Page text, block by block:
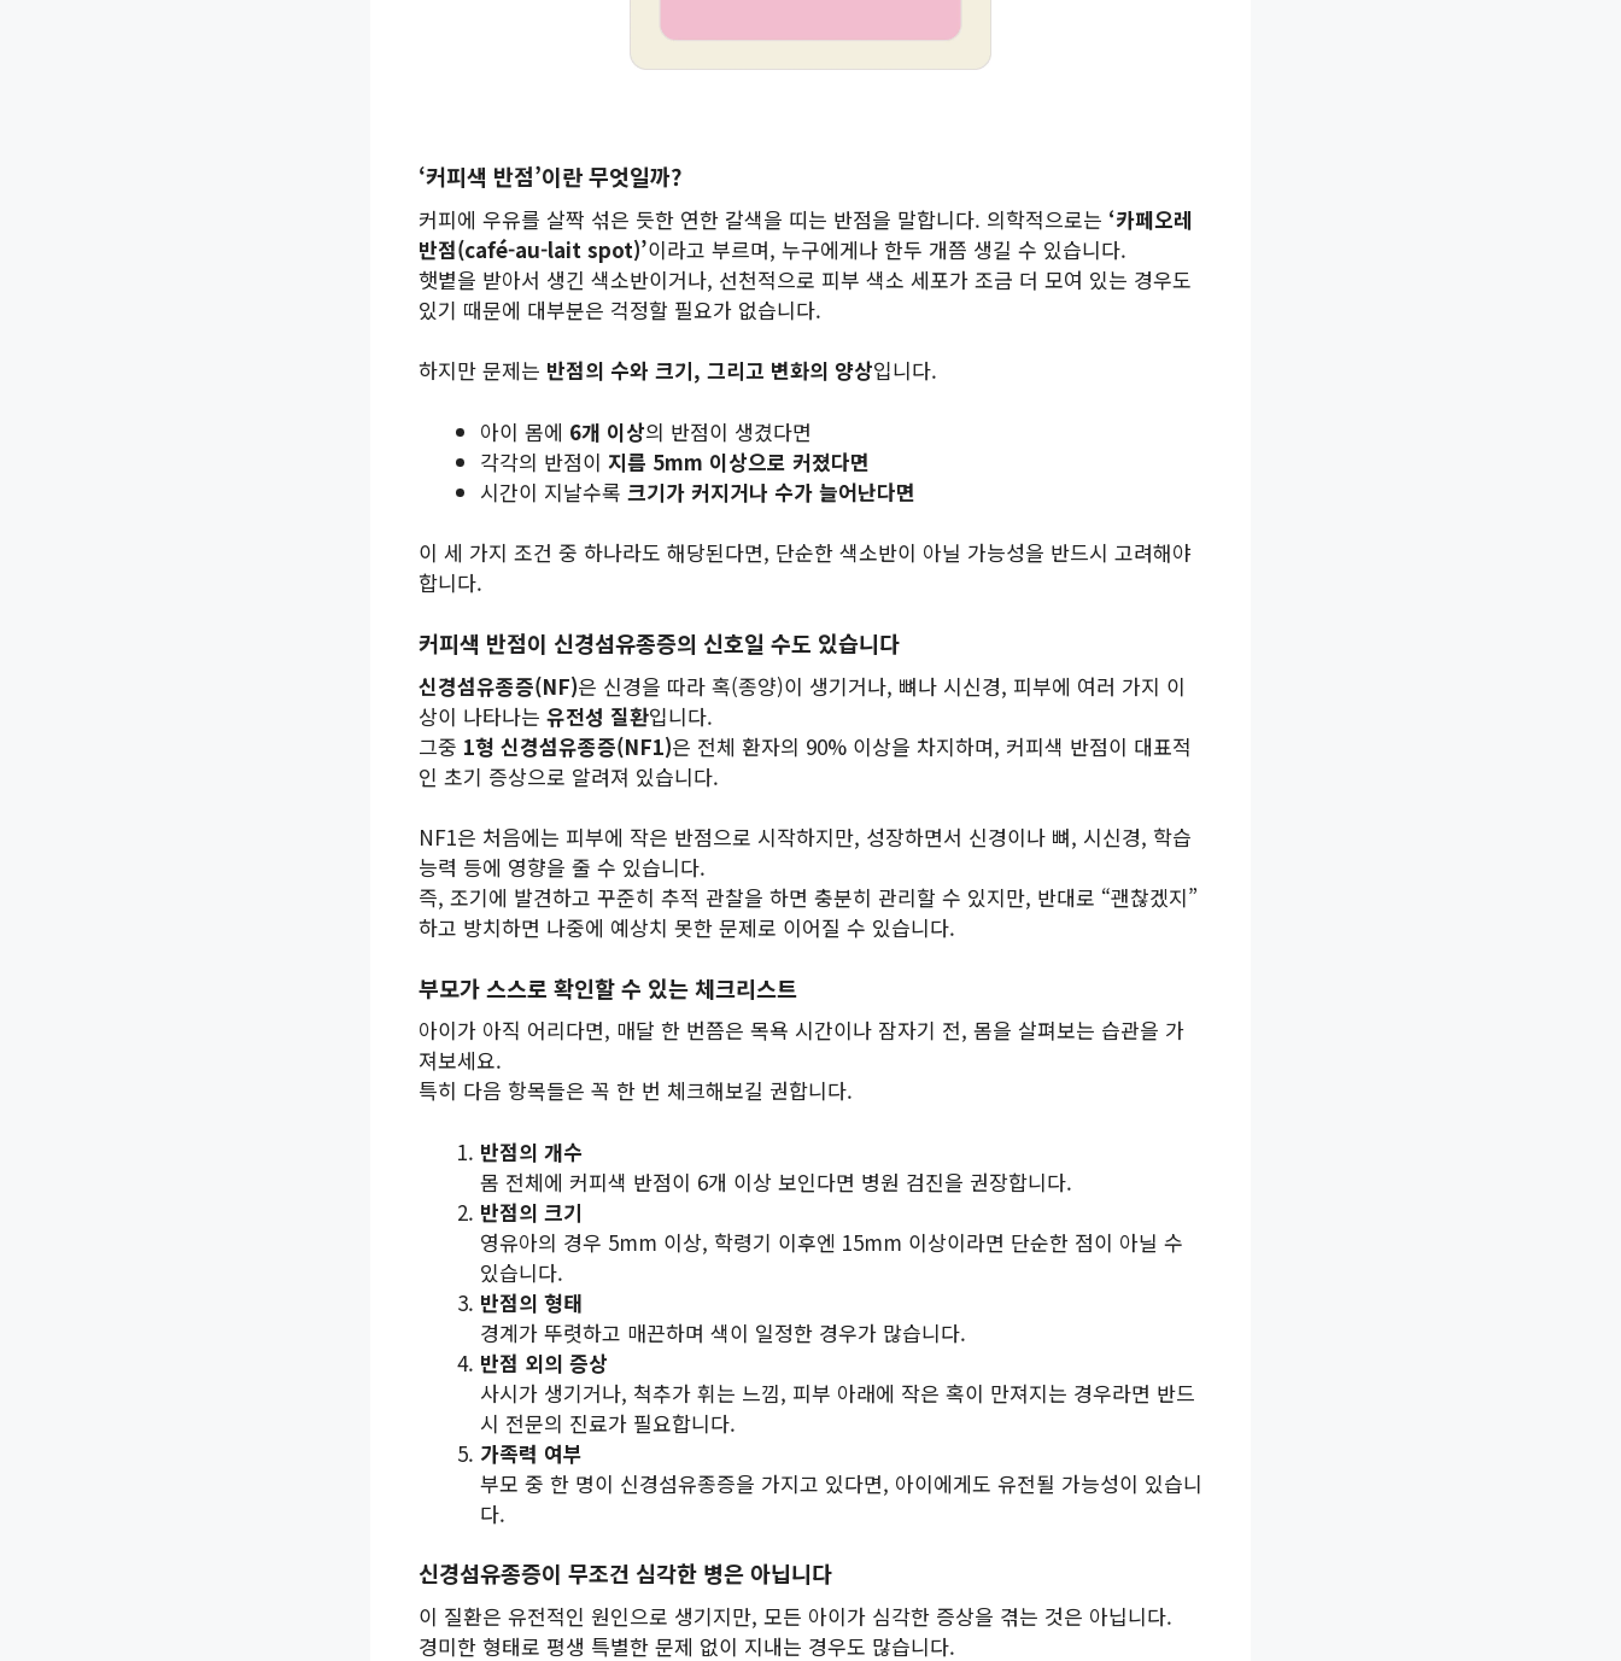
‘커피색 반점’이란 무엇일까?
커피에 우유를 살짝 섞은 듯한 연한 갈색을 띠는 반점을 말합니다. 의학적으로는 ‘카페오레
반점(café-au-lait spot)’이라고 부르며, 누구에게나 한두 개쯤 생길 수 있습니다.
햇볕을 받아서 생긴 색소반이거나, 선천적으로 피부 색소 세포가 조금 더 모여 있는 경우도
있기 때문에 대부분은 걱정할 필요가 없습니다.
하지만 문제는 반점의 수와 크기, 그리고 변화의 양상입니다.
아이 몸에 6개 이상의 반점이 생겼다면
각각의 반점이 지름 5mm 이상으로 커졌다면
시간이 지날수록 크기가 커지거나 수가 늘어난다면
이 세 가지 조건 중 하나라도 해당된다면, 단순한 색소반이 아닐 가능성을 반드시 고려해야
합니다.
커피색 반점이 신경섬유종증의 신호일 수도 있습니다
신경섬유종증(NF)은 신경을 따라 혹(종양)이 생기거나, 뼈나 시신경, 피부에 여러 가지 이
상이 나타나는 유전성 질환입니다.
그중 1형 신경섬유종증(NF1)은 전체 환자의 90% 이상을 차지하며, 커피색 반점이 대표적
인 초기 증상으로 알려져 있습니다.
NF1은 처음에는 피부에 작은 반점으로 시작하지만, 성장하면서 신경이나 뼈, 시신경, 학습
능력 등에 영향을 줄 수 있습니다.
즉, 조기에 발견하고 꾸준히 추적 관찰을 하면 충분히 관리할 수 있지만, 반대로 “괜찮겠지”
하고 방치하면 나중에 예상치 못한 문제로 이어질 수 있습니다.
부모가 스스로 확인할 수 있는 체크리스트
아이가 아직 어리다면, 매달 한 번쯤은 목욕 시간이나 잠자기 전, 몸을 살펴보는 습관을 가
져보세요.
특히 다음 항목들은 꼭 한 번 체크해보길 권합니다.
반점의 개수
몸 전체에 커피색 반점이 6개 이상 보인다면 병원 검진을 권장합니다.
반점의 크기
영유아의 경우 5mm 이상, 학령기 이후엔 15mm 이상이라면 단순한 점이 아닐 수
있습니다.
반점의 형태
경계가 뚜렷하고 매끈하며 색이 일정한 경우가 많습니다.
반점 외의 증상
사시가 생기거나, 척추가 휘는 느낌, 피부 아래에 작은 혹이 만져지는 경우라면 반드
시 전문의 진료가 필요합니다.
가족력 여부
부모 중 한 명이 신경섬유종증을 가지고 있다면, 아이에게도 유전될 가능성이 있습니
다.
신경섬유종증이 무조건 심각한 병은 아닙니다
이 질환은 유전적인 원인으로 생기지만, 모든 아이가 심각한 증상을 겪는 것은 아닙니다.
경미한 형태로 평생 특별한 문제 없이 지내는 경우도 많습니다.